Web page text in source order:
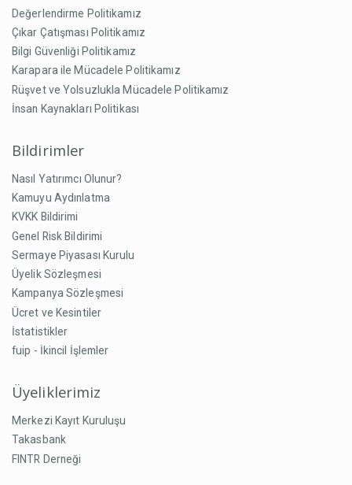
Değerlendirme Politikamız
Çıkar Çatışması Politikamız
Bilgi Güvenliği Politikamız
Karapara ile Mücadele Politikamız
Rüşvet ve Yolsuzlukla Mücadele Politikamız
İnsan Kaynakları Politikası
Bildirimler
Nasıl Yatırımcı Olunur?
Kamuyu Aydınlatma
KVKK Bildirimi
Genel Risk Bildirimi
Sermaye Piyasası Kurulu
Üyelik Sözleşmesi
Kampanya Sözleşmesi
Ücret ve Kesintiler
İstatistikler
fuip - İkincil İşlemler
Üyeliklerimiz
Merkezi Kayıt Kuruluşu
Takasbank
FINTR Derneği